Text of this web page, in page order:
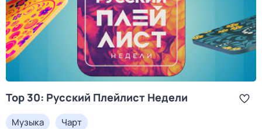
Top 30: Русский Плейлист Недели
Музыка Чарт